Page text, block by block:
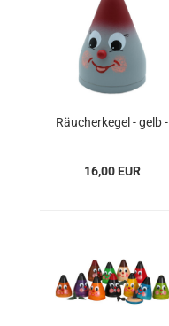
Räucherkegel - gelb -
16,00 EUR